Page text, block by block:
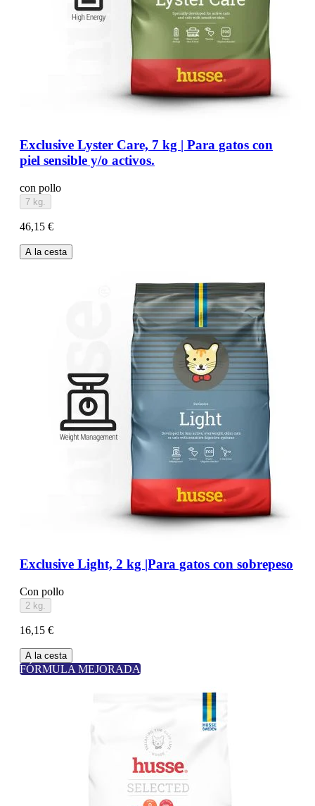
Exclusive Lyster Care, 7 kg | Para gatos con
piel sensible y/o activos.
con pollo
7 kg.
46,15 €
A la cesta
Exclusive Light, 2 kg |Para gatos con sobrepeso
Con pollo
2 kg.
16,15 €
A la cesta
FÓRMULA MEJORADA